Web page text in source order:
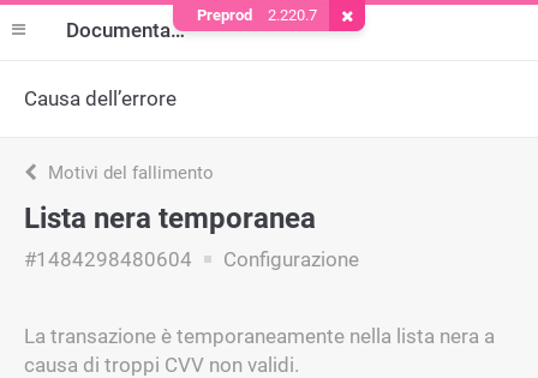
Documentazione
Causa dell’errore
Motivi del fallimento
Lista nera temporanea
#1484298480604 Configurazione
La transazione è temporaneamente nella lista nera a
causa di troppi CVV non validi.
Preprod 2.220.7 Rimuovere il cookie